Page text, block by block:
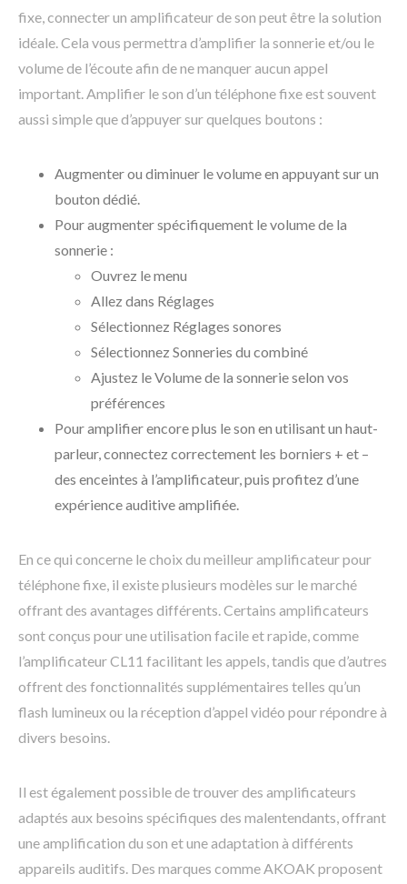
fixe, connecter un amplificateur de son peut être la solution
idéale. Cela vous permettra d’amplifier la sonnerie et/ou le
volume de l’écoute afin de ne manquer aucun appel
important. Amplifier le son d’un téléphone fixe est souvent
aussi simple que d’appuyer sur quelques boutons :
Augmenter ou diminuer le volume en appuyant sur un
bouton dédié.
Pour augmenter spécifiquement le volume de la
sonnerie :
Ouvrez le menu
Allez dans Réglages
Sélectionnez Réglages sonores
Sélectionnez Sonneries du combiné
Ajustez le Volume de la sonnerie selon vos
préférences
Pour amplifier encore plus le son en utilisant un haut-
parleur, connectez correctement les borniers + et –
des enceintes à l’amplificateur, puis profitez d’une
expérience auditive amplifiée.
En ce qui concerne le choix du meilleur amplificateur pour
téléphone fixe, il existe plusieurs modèles sur le marché
offrant des avantages différents. Certains amplificateurs
sont conçus pour une utilisation facile et rapide, comme
l’amplificateur CL11 facilitant les appels, tandis que d’autres
offrent des fonctionnalités supplémentaires telles qu’un
flash lumineux ou la réception d’appel vidéo pour répondre à
divers besoins.
Il est également possible de trouver des amplificateurs
adaptés aux besoins spécifiques des malentendants, offrant
une amplification du son et une adaptation à différents
appareils auditifs. Des marques comme AKOAK proposent